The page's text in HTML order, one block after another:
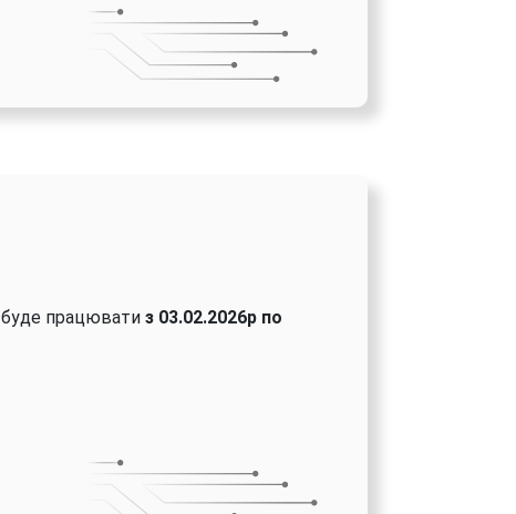
працювати з 03.02.2026р по